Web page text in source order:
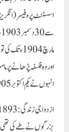
مارچ
اور وہ فلسفہ پڑھانے
انہوں نے یکم اکتوبر 1905ء سے تین سال کی بلا تنخواہ رخصت حاصل کی ۔
ازدواجی زندگی :
بزرگوں نے طے کی تھی